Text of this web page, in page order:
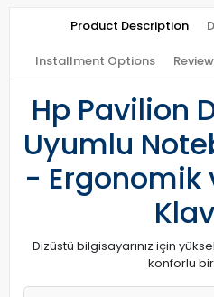
Product Description
Installment Options
Hp Pavilion
Uyumlu
- Ergonomik
Dizüstü bilgisayarınız için
konforlu